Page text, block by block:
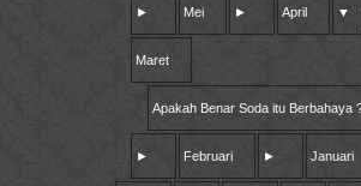
► Mei ► April ▼
Maret
Apakah Benar Soda itu Berbahaya
► Februari ► Januari